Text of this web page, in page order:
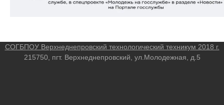
СОГБПОУ Верхнеднепровский технологический техникум 2018 г.
215750, пгт. Верхнеднепровский, ул.Молодежная, д.5